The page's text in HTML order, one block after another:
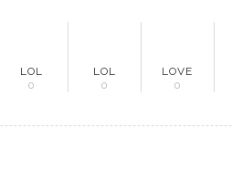
LOL
0
LOL
0
LOVE
0